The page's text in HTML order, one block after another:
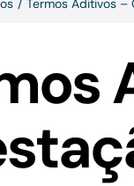
Termos Aditivos –